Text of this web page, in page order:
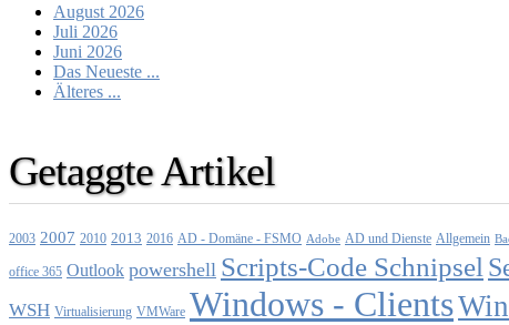
August 2026
Juli 2026
Juni 2026
Das Neueste ...
Älteres ...
Getaggte Artikel
2003 2007 2010 2013 2016 AD - Domäne - FSMO Adobe AD und Dienste Allgemein
office 365 Outlook powershell Scripts-Code Schnipsel
WSH Virtualisierung VMWare Windows - Clients